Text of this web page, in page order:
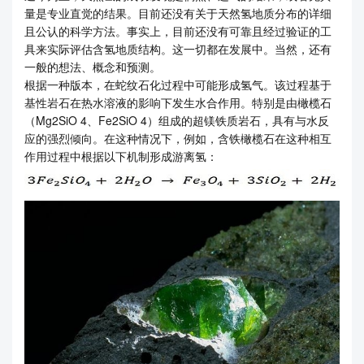
量是专业直觉的结果。目前还没有关于天然氢地质分布的详细
且公认的科学方法。事实上，目前还没有可靠且经过验证的工
具来实际评估含氢地质结构。这一切都在发展中。当然，还有
一般的想法、概念和预测。
根据一种版本，在蛇纹石化过程中可能形成氢气。该过程基于
基性岩石在热水溶液的影响下发生水合作用。特别是由橄榄石
（Mg2SiO 4、Fe2SiO 4）组成的超镁铁质岩石，具有与水反
应的强烈倾向。在这种情况下，例如，含铁橄榄石在这种相互
作用过程中根据以下机制形成游离氢：